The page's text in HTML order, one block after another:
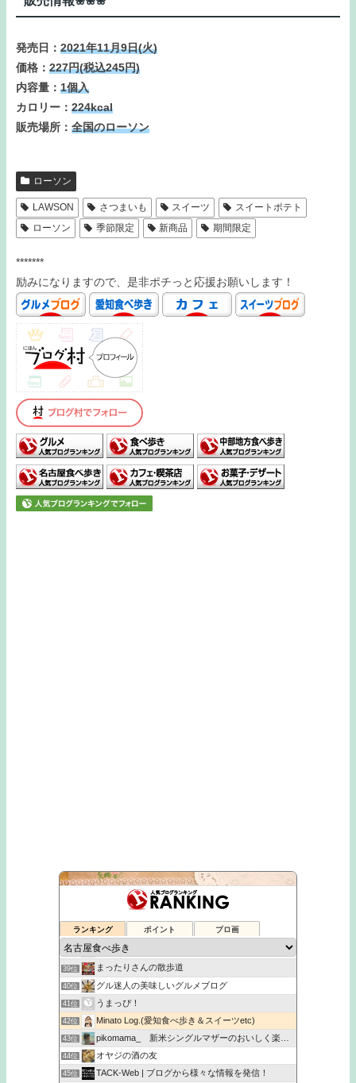
発売日： 2021年11月9日(火)
価格： 227円(税込245円)
内容量： 1個入
カロリー： 224kcal
販売場所： 全国のローソン
ローソン
LAWSON さつまいも スイーツ
スイートポテト
ローソン
季節限定 新商品 期間限定
*******
励みになりますので、是非ポチっと応援お願いします！
ランキング ポイント ブロ画
名古屋駅のランチ情報『名駅二丁目ランチMAP』
37位 名古屋生活始めました！！ グルメ・子育てblog
38位 20代主婦の食べ歩き＆お買い物
39位 まったりさんの散歩道
40位 グル迷人の美味しいグルメブログ
41位 うまっぴ！
42位 Minato Log.(愛知食べ歩き＆スイーツetc)
43位 pikomama_ 新米シングルマザーのおいしく楽しい子育て
44位 オヤジの酒の友
45位 TACK-Web | ブログから様々な情報を発信！